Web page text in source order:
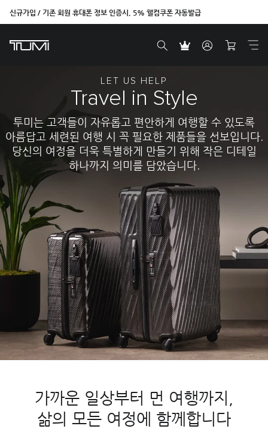
신규가입 / 기존 회원 휴대폰 정보 인증시, 5% 웰컴쿠폰 자동발급
벤트라 컬렉션을 온라인에서만 단독으로 만나보세요.
LET US HELP
Travel in Style
투미는 고객들이 자유롭고 편안하게 여행할 수 있도록
아름답고 세련된 여행 시 꼭 필요한 제품들을 선보입니다.
당신의 여정을 더욱 특별하게 만들기 위해 작은 디테일
하나까지 의미를 담았습니다.
가까운 일상부터 먼 여행까지,
삶의 모든 여정에 함께합니다